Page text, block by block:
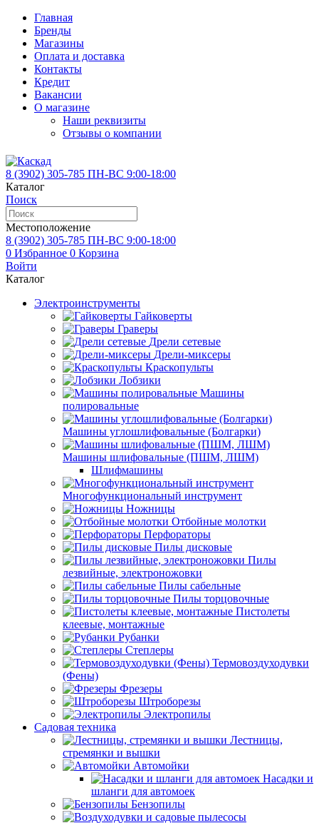
Главная
Бренды
Магазины
Оплата и доставка
Контакты
Кредит
Вакансии
О магазине
Наши реквизиты
Отзывы о компании
8 (3902) 305-785 ПН-ВС 9:00-18:00
Каталог
Поиск
Местоположение
8 (3902) 305-785 ПН-ВС 9:00-18:00
0 Избранное 0 Корзина
Войти
Каталог
Электроинструменты
Гайковерты
Граверы
Дрели сетевые
Дрели-миксеры
Краскопульты
Лобзики
Машины
полировальные
Машины углошлифовальные (Болгарки)
Машины шлифовальные (ПШМ, ЛШМ)
Шлифмашины
Многофункциональный инструмент
Ножницы
Отбойные молотки
Перфораторы
Пилы дисковые
Пилы
лезвийные, электроножовки
Пилы сабельные
Пилы торцовочные
Пистолеты
клеевые, монтажные
Рубанки
Степлеры
Термовоздуходувки
(Фены)
Фрезеры
Штроборезы
Электропилы
Садовая техника
Лестницы,
стремянки и вышки
Автомойки
Насадки и
шланги для автомоек
Бензопилы